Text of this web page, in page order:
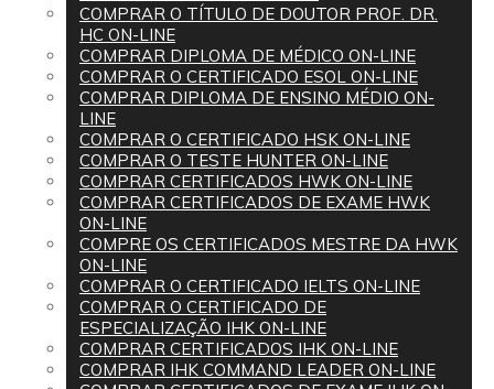
COMPRAR O TÍTULO DE DOUTOR PROF. DR.
HC ON-LINE
COMPRAR DIPLOMA DE MÉDICO ON-LINE
COMPRAR O CERTIFICADO ESOL ON-LINE
COMPRAR DIPLOMA DE ENSINO MÉDIO ON-
LINE
COMPRAR O CERTIFICADO HSK ON-LINE
COMPRAR O TESTE HUNTER ON-LINE
COMPRAR CERTIFICADOS HWK ON-LINE
COMPRAR CERTIFICADOS DE EXAME HWK
ON-LINE
COMPRE OS CERTIFICADOS MESTRE DA HWK
ON-LINE
COMPRAR O CERTIFICADO IELTS ON-LINE
COMPRAR O CERTIFICADO DE
ESPECIALIZAÇÃO IHK ON-LINE
COMPRAR CERTIFICADOS IHK ON-LINE
COMPRAR IHK COMMAND LEADER ON-LINE